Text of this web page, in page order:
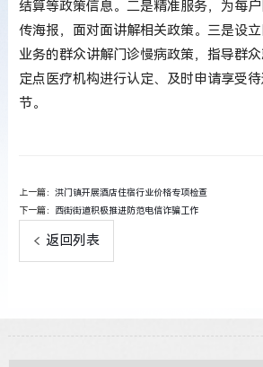
结算等政策信息。二是精准服务，为每
传海报，面对面讲解相关政策。三是设
业务的群众讲解门诊慢病政策，指导群
定点医疗机构进行认定、及时申请享受
节。
上一篇：洪门镇开展酒店住宿行业价格专项检查
下一篇： 西街街道积极推进防范电信诈骗工作
返回列表